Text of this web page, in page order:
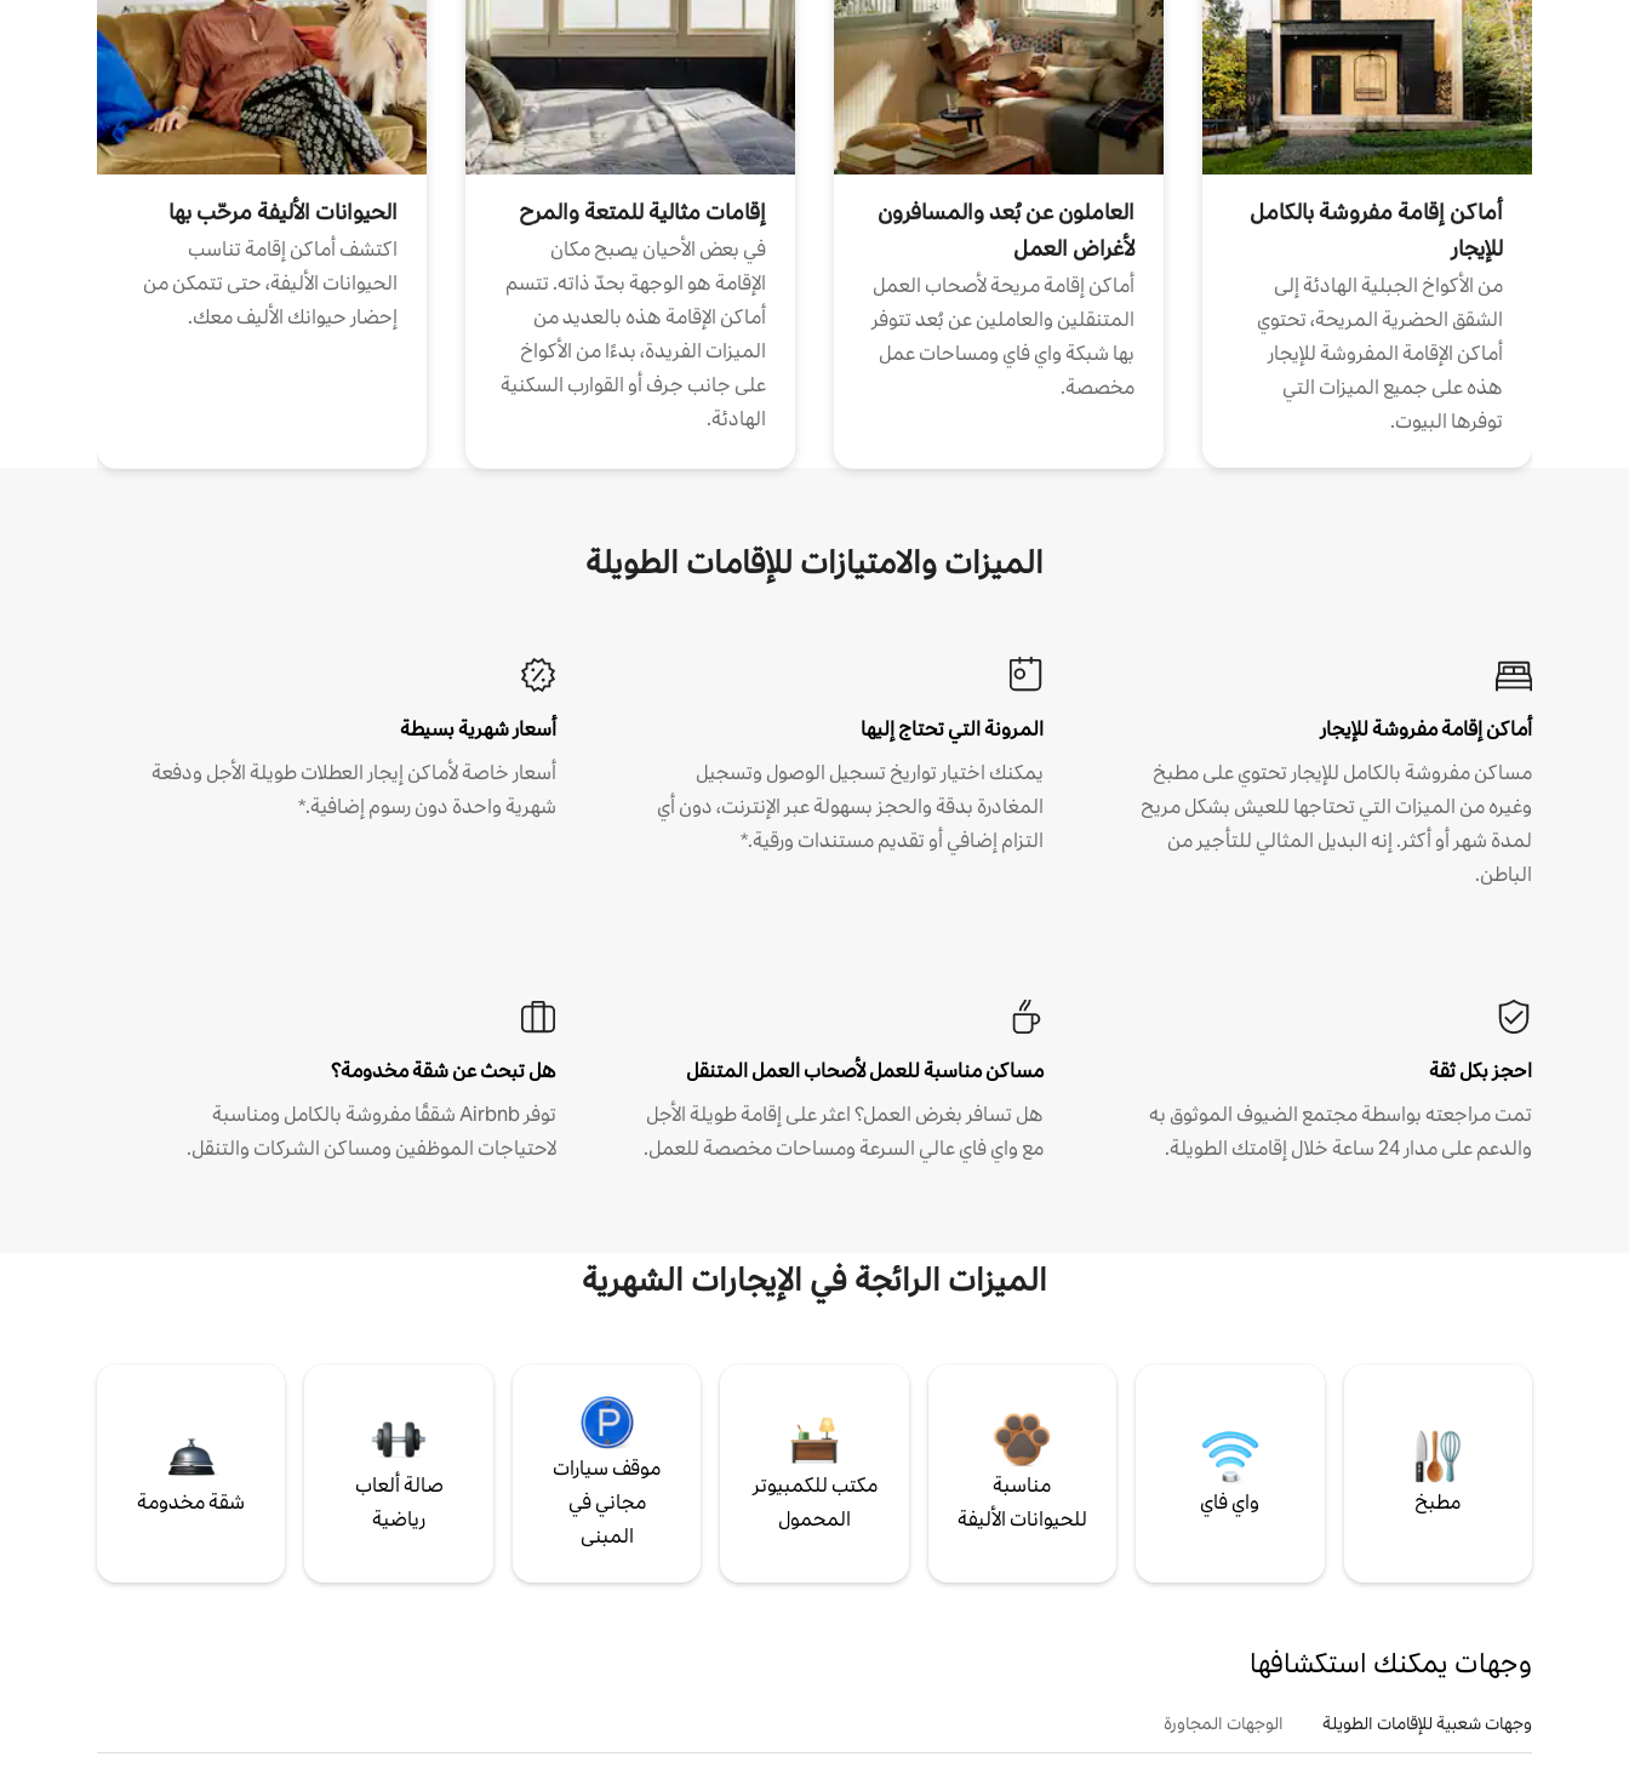
أماكن إقامة مفروشة بالكامل
للإيجار
من الأكواخ الجبلية الهادئة إلى
الشقق الحضرية المريحة، تحتوي
أماكن الإقامة المفروشة للإيجار
هذه على جميع الميزات التي
توفرها البيوت.
العاملون عن بُعد والمسافرون
لأغراض العمل
أماكن إقامة مريحة لأصحاب العمل
المتنقلين والعاملين عن بُعد تتوفر
بها شبكة واي فاي ومساحات عمل
مخصصة.
إقامات مثالية للمتعة والمرح
في بعض الأحيان يصبح مكان
الإقامة هو الوجهة بحدّ ذاته. تتسم
أماكن الإقامة هذه بالعديد من
الميزات الفريدة، بدءًا من الأكواخ
على جانب جرف أو القوارب السكنية
الهادئة.
الحيوانات الأليفة مرحّب بها
اكتشف أماكن إقامة تناسب
الحيوانات الأليفة، حتى تتمكن من
إحضار حيوانك الأليف معك.
الميزات والامتيازات للإقامات الطويلة
أماكن إقامة مفروشة للإيجار
مساكن مفروشة بالكامل للإيجار تحتوي على مطبخ
وغيره من الميزات التي تحتاجها للعيش بشكل مريح
لمدة شهر أو أكثر. إنه البديل المثالي للتأجير من
الباطن.
المرونة التي تحتاج إليها
يمكنك اختيار تواريخ تسجيل الوصول وتسجيل
المغادرة بدقة والحجز بسهولة عبر الإنترنت، دون أي
التزام إضافي أو تقديم مستندات ورقية.*
أسعار شهرية بسيطة
أسعار خاصة لأماكن إيجار العطلات طويلة الأجل ودفعة
شهرية واحدة دون رسوم إضافية.*
احجز بكل ثقة
تمت مراجعته بواسطة مجتمع الضيوف الموثوق به
والدعم على مدار 24 ساعة خلال إقامتك الطويلة.
مساكن مناسبة للعمل لأصحاب العمل المتنقل
هل تسافر بغرض العمل؟ اعثر على إقامة طويلة الأجل
مع واي فاي عالي السرعة ومساحات مخصصة للعمل.
هل تبحث عن شقة مخدومة؟
توفر Airbnb شققًا مفروشة بالكامل ومناسبة
لاحتياجات الموظفين ومساكن الشركات والتنقل.
الميزات الرائجة في الإيجارات الشهرية
مطبخ واي فاي
مناسبة
للحيوانات الأليفة
مكتب للكمبيوتر
المحمول
موقف سيارات
مجاني في
المبنى
صالة ألعاب
رياضية
شقة مخدومة
وجهات يمكنك استكشافها
وجهات شعبية للإقامات الطويلة الوجهات المجاورة